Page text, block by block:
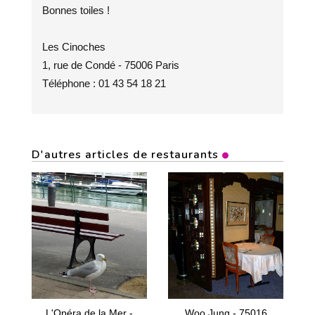
Bonnes toiles !
Les Cinoches
1, rue de Condé - 75006 Paris
Téléphone : 01 43 54 18 21
D'autres articles de restaurants